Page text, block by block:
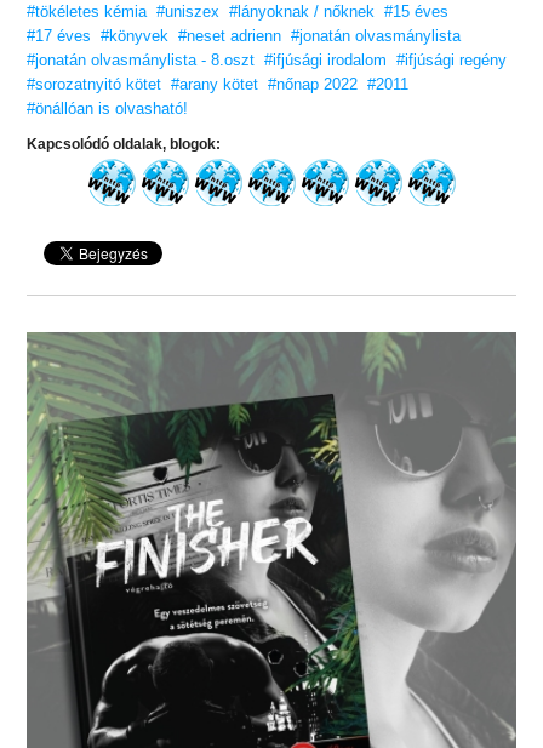
#tökéletes kémia #uniszex #lányoknak / nőknek #15 éves
#17 éves
#könyvek #neset adrienn #jonatán olvasmánylista
#jonatán olvasmánylista - 8.oszt #ifjúsági irodalom
#ifjúsági regény
#sorozatnyitó kötet #arany kötet #nőnap 2022 #2011
#önállóan is olvasható!
Kapcsolódó oldalak, blogok: